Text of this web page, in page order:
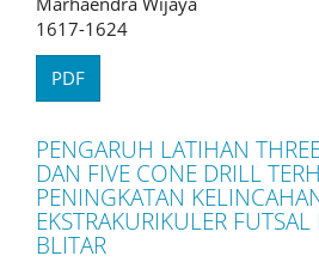
1617-1624
PDF
PENGARUH LATIHAN
DAN FIVE CONE DRILL
PENINGKATAN
EKSTRAKURIKULER
BLITAR